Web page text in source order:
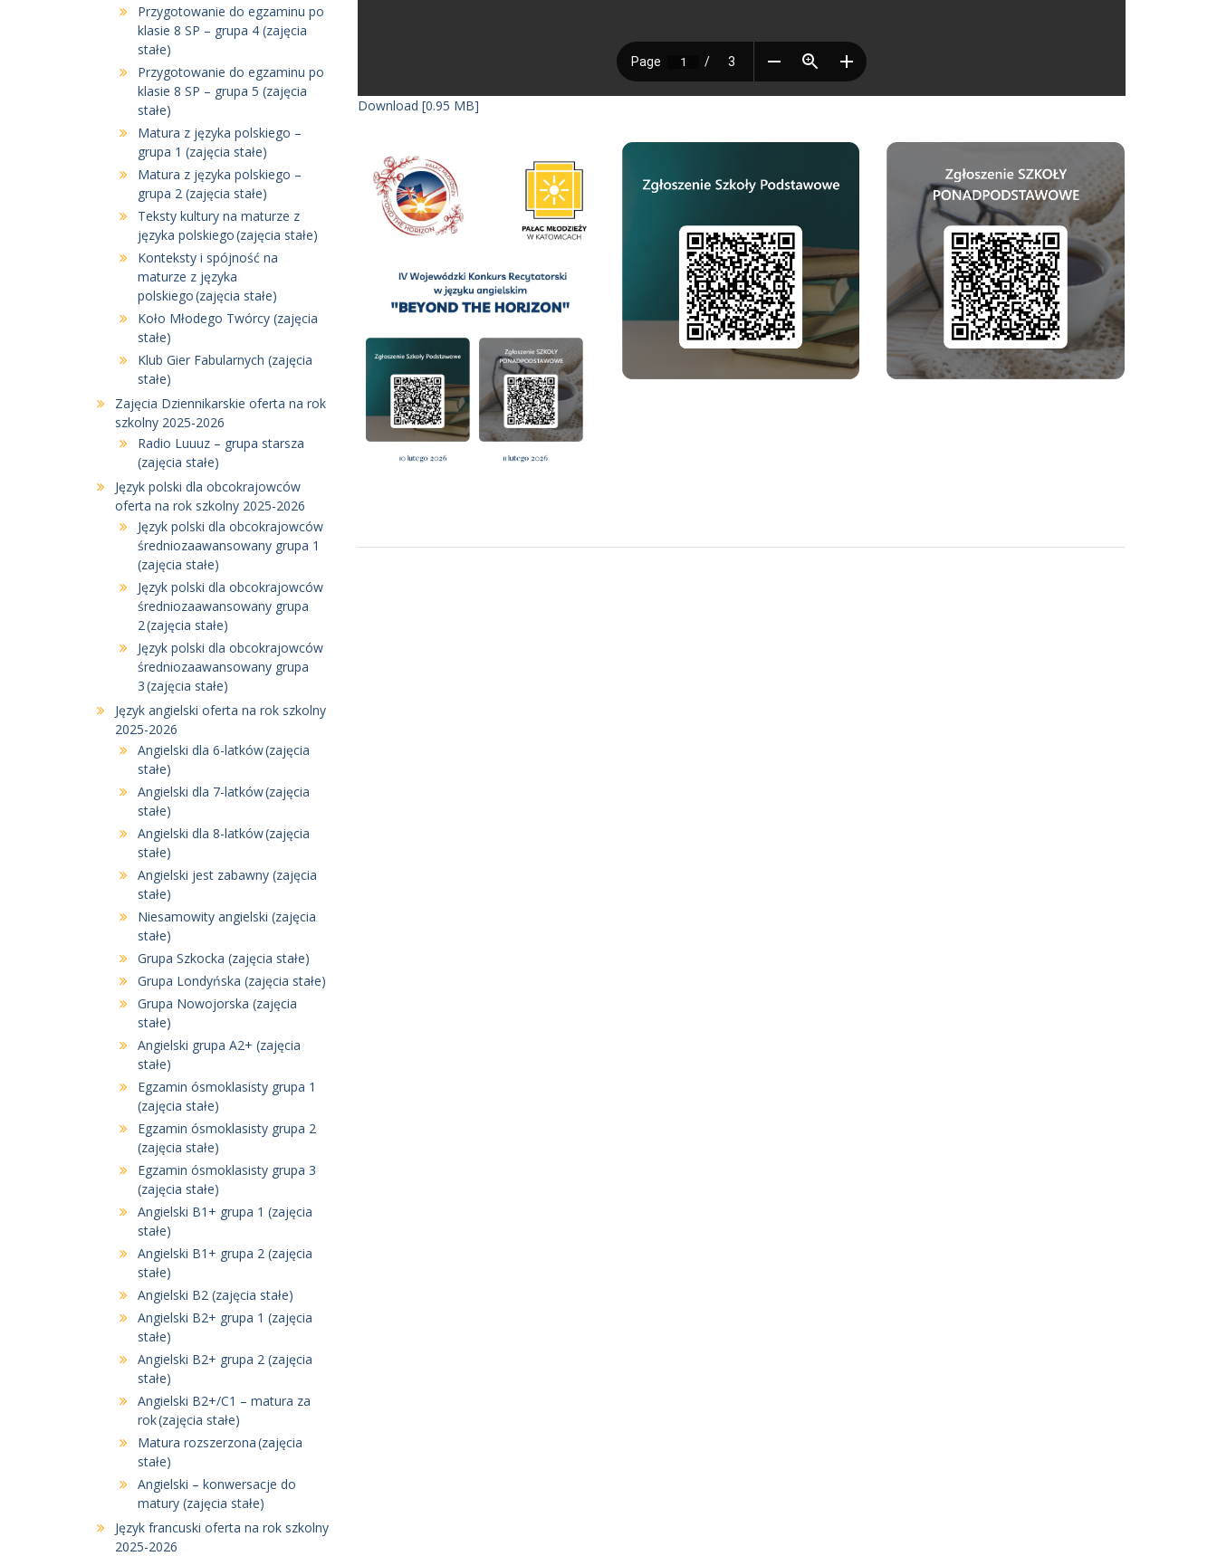
Download [0.95 MB]
Przygotowanie do egzaminu po
klasie 8 SP – grupa 4 (zajęcia
stałe)
Przygotowanie do egzaminu po
klasie 8 SP – grupa 5 (zajęcia
stałe)
Matura z języka polskiego –
grupa 1 (zajęcia stałe)
Matura z języka polskiego –
grupa 2 (zajęcia stałe)
Teksty kultury na maturze z
języka polskiego (zajęcia stałe)
Konteksty i spójność na
maturze z języka
polskiego (zajęcia stałe)
Koło Młodego Twórcy (zajęcia
stałe)
Klub Gier Fabularnych (zajęcia
stałe)
Zajęcia Dziennikarskie oferta na rok
szkolny 2025-2026
Radio Luuuz – grupa starsza
(zajęcia stałe)
Język polski dla obcokrajowców
oferta na rok szkolny 2025-2026
Język polski dla obcokrajowców
średniozaawansowany grupa 1
(zajęcia stałe)
Język polski dla obcokrajowców
średniozaawansowany grupa
2 (zajęcia stałe)
Język polski dla obcokrajowców
średniozaawansowany grupa
3 (zajęcia stałe)
Język angielski oferta na rok szkolny
2025-2026
Angielski dla 6-latków (zajęcia
stałe)
Angielski dla 7-latków (zajęcia
stałe)
Angielski dla 8-latków (zajęcia
stałe)
Angielski jest zabawny (zajęcia
stałe)
Niesamowity angielski (zajęcia
stałe)
Grupa Szkocka (zajęcia stałe)
Grupa Londyńska (zajęcia stałe)
Grupa Nowojorska (zajęcia
stałe)
Angielski grupa A2+ (zajęcia
stałe)
Egzamin ósmoklasisty grupa 1
(zajęcia stałe)
Egzamin ósmoklasisty grupa 2
(zajęcia stałe)
Egzamin ósmoklasisty grupa 3
(zajęcia stałe)
Angielski B1+ grupa 1 (zajęcia
stałe)
Angielski B1+ grupa 2 (zajęcia
stałe)
Angielski B2 (zajęcia stałe)
Angielski B2+ grupa 1 (zajęcia
stałe)
Angielski B2+ grupa 2 (zajęcia
stałe)
Angielski B2+/C1 – matura za
rok (zajęcia stałe)
Matura rozszerzona (zajęcia
stałe)
Angielski – konwersacje do
matury (zajęcia stałe)
Język francuski oferta na rok szkolny
2025-2026